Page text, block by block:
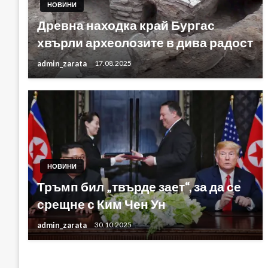
НОВИНИ
Древна находка край Бургас
хвърли археолозите в дива радост
admin_zarata 17.08.2025
НОВИНИ
Тръмп бил „твърде зает“, за да се
срещне с Ким Чен Ун
admin_zarata 30.10.2025